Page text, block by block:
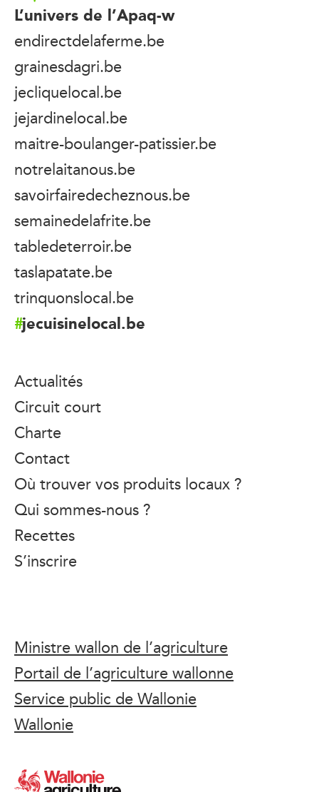
L’univers de l’Apaq-w
endirectdelaferme.be
grainesdagri.be
jecliquelocal.be
jejardinelocal.be
maitre-boulanger-patissier.be
notrelaitanous.be
savoirfairedecheznous.be
semainedelafrite.be
tabledeterroir.be
taslapatate.be
trinquonslocal.be
jecuisinelocal.be
Actualités
Circuit court
Charte
Contact
Où trouver vos produits locaux ?
Qui sommes-nous ?
Recettes
S’inscrire
Ministre wallon de l’agriculture
Portail de l’agriculture wallonne
Service public de Wallonie
Wallonie